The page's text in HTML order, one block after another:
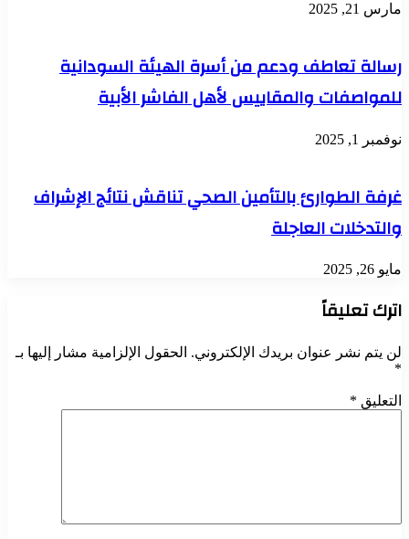
مارس 21, 2025
رسالة تعاطف ودعم من أسرة الهيئة السودانية
للمواصفات والمقاييس لأهل الفاشر الأبية
نوفمبر 1, 2025
غرفة الطوارئ بالتأمين الصحي تناقش نتائج الإشراف
والتدخلات العاجلة
مايو 26, 2025
اترك تعليقاً
لن يتم نشر عنوان بريدك الإلكتروني. الحقول الإلزامية مشار إليها بـ
*
التعليق *